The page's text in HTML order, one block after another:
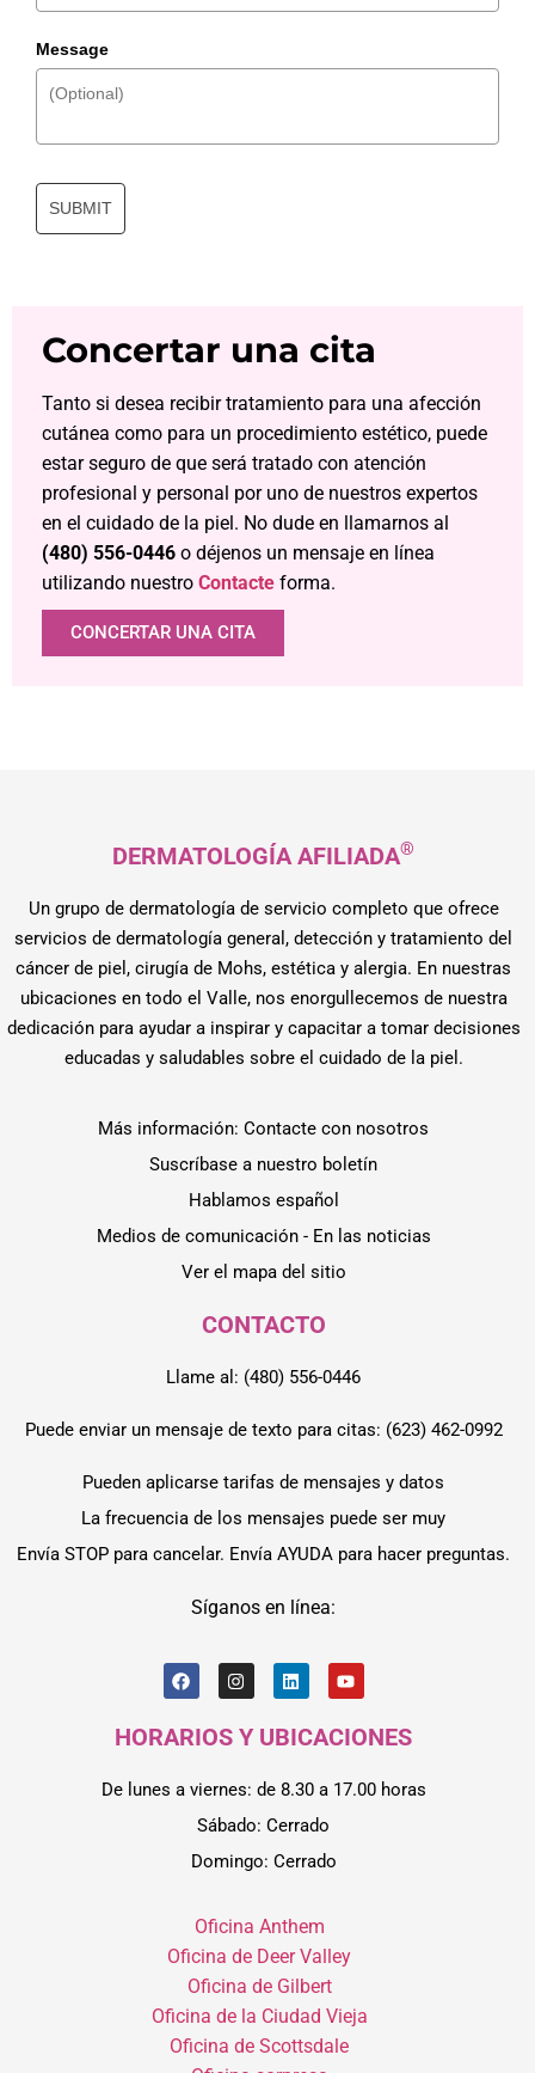
Message
SUBMIT
Concertar una cita
Tanto si desea recibir tratamiento para una afección
cutánea como para un procedimiento estético, puede
estar seguro de que será tratado con atención
profesional y personal por uno de nuestros expertos
en el cuidado de la piel. No dude en llamarnos al
(480) 556-0446 o déjenos un mensaje en línea
utilizando nuestro Contacte forma.
CONCERTAR UNA CITA
DERMATOLOGÍA AFILIADA®
Un grupo de dermatología de servicio completo que ofrece
servicios de dermatología general, detección y tratamiento del
cáncer de piel, cirugía de Mohs, estética y alergia. En nuestras
ubicaciones en todo el Valle, nos enorgullecemos de nuestra
dedicación para ayudar a inspirar y capacitar a tomar decisiones
educadas y saludables sobre el cuidado de la piel.
Más información: Contacte con nosotros
Suscríbase a nuestro boletín
Hablamos español
Medios de comunicación - En las noticias
Ver el mapa del sitio
CONTACTO
Llame al: (480) 556-0446
Puede enviar un mensaje de texto para citas: (623) 462-0992
Pueden aplicarse tarifas de mensajes y datos
La frecuencia de los mensajes puede ser muy
Envía STOP para cancelar. Envía AYUDA para hacer preguntas.
Síganos en línea:
HORARIOS Y UBICACIONES
De lunes a viernes: de 8.30 a 17.00 horas
Sábado: Cerrado
Domingo: Cerrado
Oficina Anthem
Oficina de Deer Valley
Oficina de Gilbert
Oficina de la Ciudad Vieja
Oficina de Scottsdale